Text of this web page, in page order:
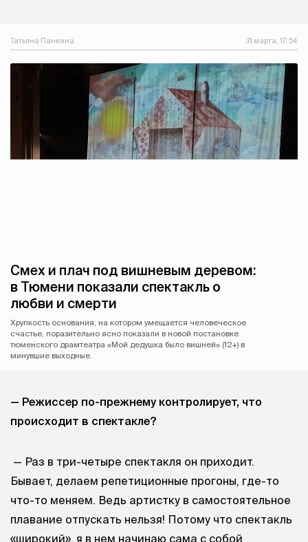
Татьяна Панкина 31 марта, 17:54
Смех и плач под вишневым деревом:
в Тюмени показали спектакль о
любви и смерти
Хрупкость основания, на котором умещается человеческое
счастье, поразительно ясно показали в новой постановке
тюменского драмтеатра «Мой дедушка было вишней» (12+) в
минувшие выходные.
— Режиссер по-прежнему контролирует, что
происходит в спектакле?
— Раз в три-четыре спектакля он приходит.
Бывает, делаем репетиционные прогоны, где-то
что-то меняем. Ведь артистку в самостоятельное
плавание отпускать нельзя! Потому что спектакль
«широкий», я в нем начинаю сама с собой